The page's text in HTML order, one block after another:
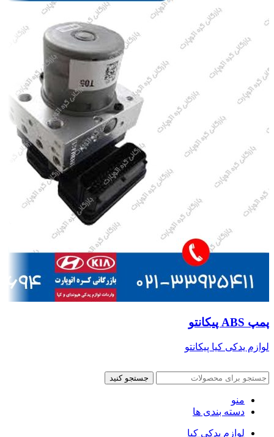
پمپ ABS پیکانتو
لوازم یدکی کیا پیکانتو
جستجو کنید
منو
دسته بندی ها
لوازم یدکی کیا